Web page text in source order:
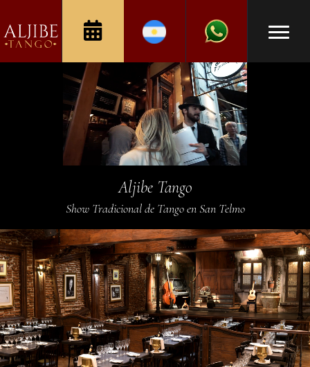
Aljibe Tango
Show Tradicional de Tango en San Telmo